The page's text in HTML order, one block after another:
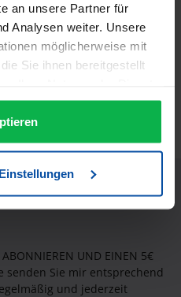
an unsere Partner für
Analysen weiter. Unsere
möglicherweise mit
Sie ihnen bereitgestellt
Carol Die Kurzhaarperücke
von Ellen Wille
ABONNIEREN UND EINEN 5€
senden Sie mir entsprechend
und jederzeit